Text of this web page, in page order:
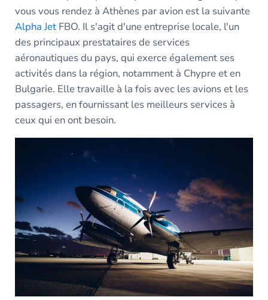
vous vous rendez à Athènes par avion est la suivante
Alpha JetFBO. Il s'agit d'une entreprise locale, l'un
des principaux prestataires de services
aéronautiques du pays, qui exerce également ses
activités dans la région, notamment à Chypre et en
Bulgarie. Elle travaille à la fois avec les avions et les
passagers, en fournissant les meilleurs services à
ceux qui en ont besoin.